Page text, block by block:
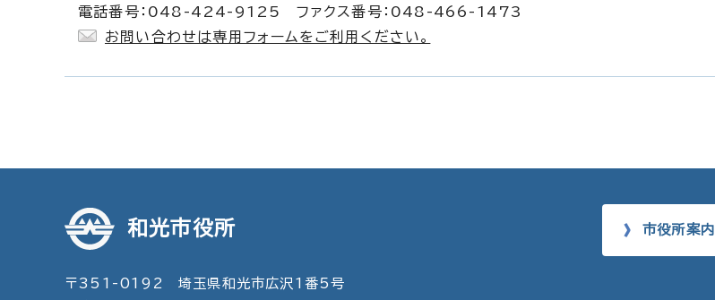
電話番号：048-424-9125 ファクス番号：048-466-1473
お問い合わせは専用フォームをご利用ください。
和光市役所
〒351-0192 埼玉県和光市広沢1番5号
市役所案内